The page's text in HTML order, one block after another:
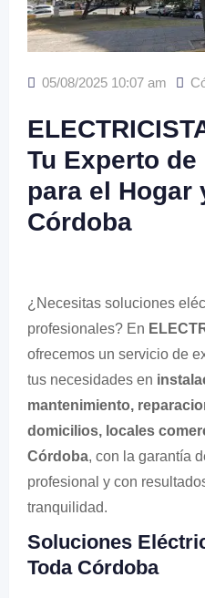
05/08/2025 10:07 am
Tu Experto de
para el Hogar
Córdoba
¿Necesitas soluciones
profesionales? En
ofrecemos un servicio de
tus necesidades en
mantenimiento,
domicilios, locales
Córdoba, con la garantía
profesional y con
tranquilidad.
Soluciones
Toda Córdoba